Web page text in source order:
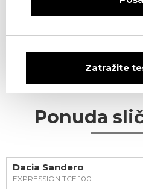
Zatražite
Ponuda
Dacia Sandero
EXPRESSION TCE 100